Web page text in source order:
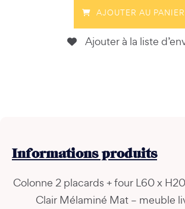
AJOUTER AU PANIER
Ajouter à la liste
Informationsproduits
Colonne 2 placards + four L60 x
Clair Mélaminé Mat – meuble